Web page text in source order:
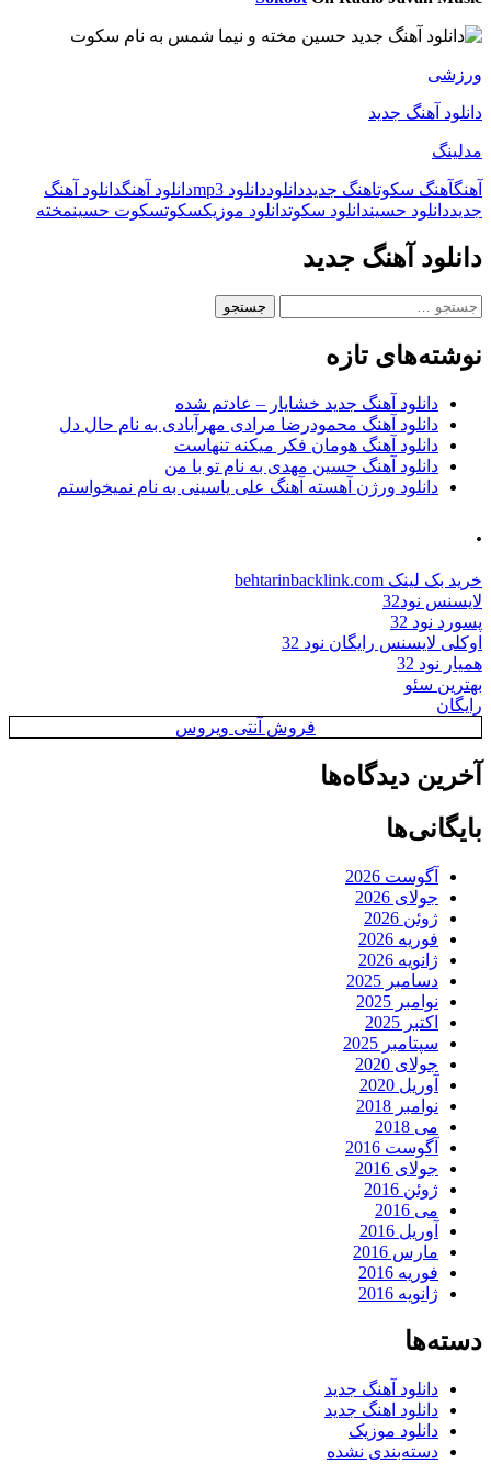
ورزشی
دانلود آهنگ جدید
مدلینگ
آهنگآهنگ سکوتاهنگ جدیددانلوددانلود mp3 دانلود آهنگدانلود آهنگ
جدیددانلود حسیندانلود سکوتدانلود موزیکسکوتسکوت حسینمخته
دانلود آهنگ جدید
جستجو
نوشته‌های تازه
دانلود آهنگ جدید خشایار – عادتم شده
دانلود آهنگ محمودرضا مرادی مهرآبادی به نام حال دل
دانلود آهنگ هومان فکر میکنه تنهاست
دانلود آهنگ حسین مهدی به نام تو با من
دانلود ورژن آهسته آهنگ علی یاسینی به نام نمیخواستم
.
خرید بک لینک behtarinbacklink.com
لایسنس نود32
پسورد نود 32
اوکلی لایسنس رایگان نود 32
همیار نود 32
بهترین سئو
رایگان
فروش آنتی ویروس
آخرین دیدگاه‌ها
بایگانی‌ها
آگوست 2026
جولای 2026
ژوئن 2026
فوریه 2026
ژانویه 2026
دسامبر 2025
نوامبر 2025
اکتبر 2025
سپتامبر 2025
جولای 2020
آوریل 2020
نوامبر 2018
می 2018
آگوست 2016
جولای 2016
ژوئن 2016
می 2016
آوریل 2016
مارس 2016
فوریه 2016
ژانویه 2016
دسته‌ها
دانلود آهنگ جدید
دانلود اهنگ جدید
دانلود موزیک
دسته‌بندی نشده